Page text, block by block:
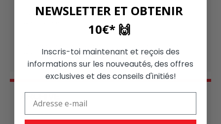
Développer des épaules larges: Entraînement efficace
exercices pour des jambes puissantes
ARCHIVE
Avril 2026
NEWSLETTER ET OBTENIR
10€* 🙌
Inscris-toi maintenant et reçois des
informations sur les nouveautés, des offres
exclusives et des conseils d'initiés!